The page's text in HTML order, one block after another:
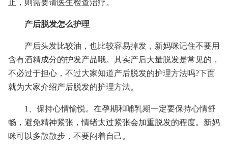
止，则需要请医生检查治疗。
产后脱发怎么护理
产后头发比较油，也比较容易掉发，新妈咪记住不要用
含有酒精成分的护发产品哦。其实产后大量脱发是常见的，
不必过于担心，不过大家知道产后脱发的护理方法吗?下面
就为大家介绍产后脱发的护理方法。
1、保持心情愉悦。在孕期和哺乳期一定要保持心情舒
畅，避免精神紧张，情绪太过紧张会加重脱发的程度。新妈
咪可以多散散步，不要闷着自己。